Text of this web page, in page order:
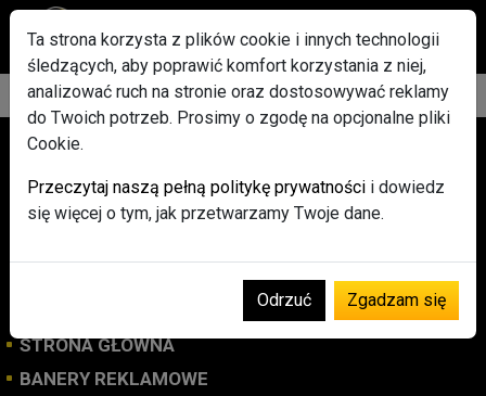
Osób online: 38
STRONA GŁÓWNA
BANERY REKLAMOWE
Ta strona korzysta z plików cookie i innych technologii
śledzących, aby poprawić komfort korzystania z niej,
analizować ruch na stronie oraz dostosowywać reklamy
do Twoich potrzeb. Prosimy o zgodę na opcjonalne pliki
Cookie.
Przeczytaj naszą pełną politykę prywatności i dowiedz
się więcej o tym, jak przetwarzamy Twoje dane.
Odrzuć Zgadzam się